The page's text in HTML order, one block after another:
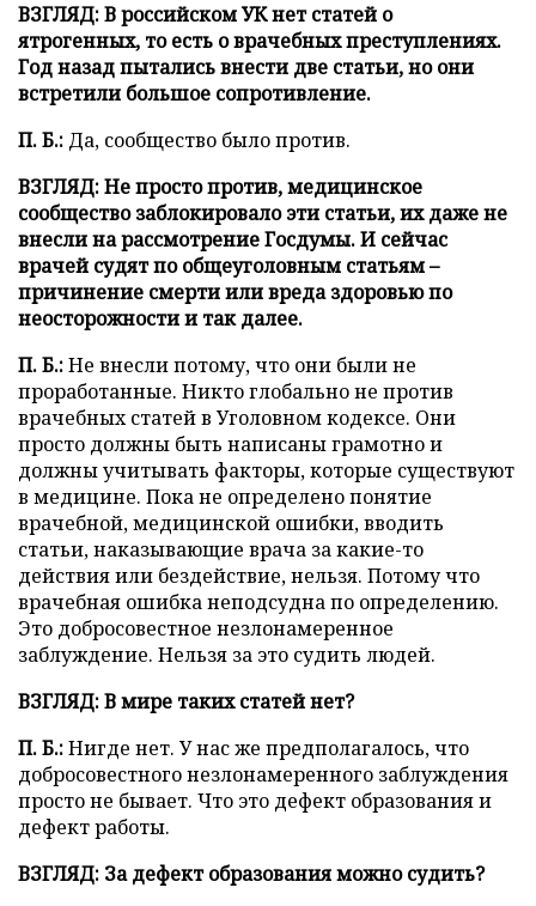
ВЗГЛЯД: В российском УК нет статей о
ятрогенных, то есть о врачебных преступлениях.
Год назад пытались внести две статьи, но они
встретили большое сопротивление.
П. Б.: Да, сообщество было против.
ВЗГЛЯД: Не просто против, медицинское
сообщество заблокировало эти статьи, их даже не
внесли на рассмотрение Госдумы. И сейчас
врачей судят по общеуголовным статьям –
причинение смерти или вреда здоровью по
неосторожности и так далее.
П. Б.:Не внесли потому, что они были не
проработанные. Никто глобально не против
врачебных статей в Уголовном кодексе. Они
просто должны быть написаны грамотно и
должны учитывать факторы, которые существуют
в медицине. Пока не определено понятие
врачебной, медицинской ошибки, вводить
статьи, наказывающие врача за какие-то
действия или бездействие, нельзя. Потому что
врачебная ошибка неподсудна по определению.
Это добросовестное незлонамеренное
заблуждение. Нельзя за это судить людей.
ВЗГЛЯД: В мире таких статей нет?
П. Б.:Нигде нет. У нас же предполагалось, что
добросовестного незлонамеренного заблуждения
просто не бывает. Что это дефект образования и
дефект работы.
ВЗГЛЯД: За дефект образования можно судить?